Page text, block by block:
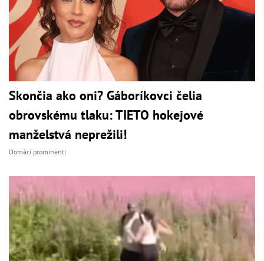
Skončia ako oni? Gáboríkovci čelia
obrovskému tlaku: TIETO hokejové
manželstvá neprežili!
Domáci prominenti